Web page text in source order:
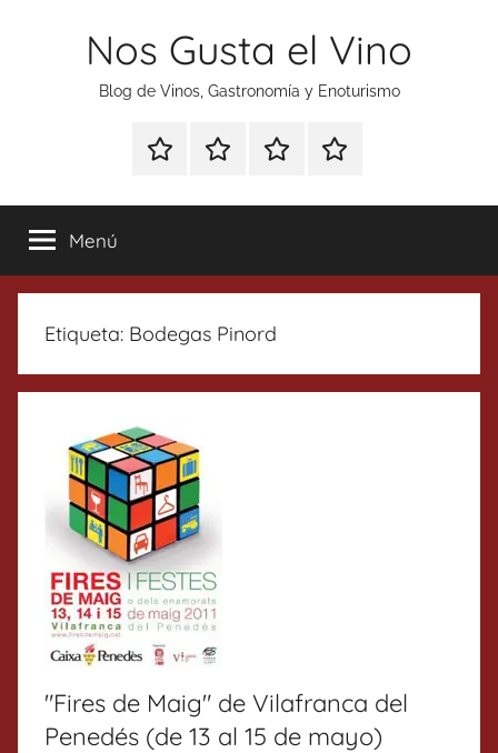
Nos Gusta el Vino
Blog de Vinos, Gastronomía y Enoturismo
Especial
Tonics
Enoturismo
Gastronomía
RankingContacto
Menú
Etiqueta: Bodegas Pinord
"Fires de Maig" de Vilafranca del
Penedés (de 13 al 15 de mayo)